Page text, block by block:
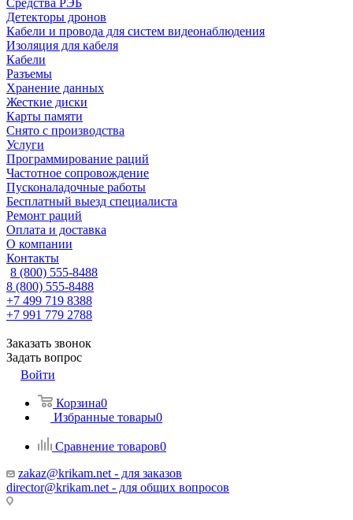
Средства РЭБ
Детекторы дронов
Кабели и провода для систем видеонаблюдения
Изоляция для кабеля
Кабели
Разъемы
Хранение данных
Жесткие диски
Карты памяти
Снято с производства
Услуги
Программирование раций
Частотное сопровождение
Пусконаладочные работы
Бесплатный выезд специалиста
Ремонт раций
Оплата и доставка
О компании
Контакты
8 (800) 555-8488
8 (800) 555-8488
+7 499 719 8388
+7 991 779 2788
Заказать звонок
Задать вопрос
Войти
Корзина0
Избранные товары0
Сравнение товаров0
zakaz@krikam.net - для заказов
director@krikam.net - для общих вопросов